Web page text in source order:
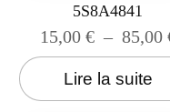
5S8A4841
15,00 € – 85,00
Lire la suite